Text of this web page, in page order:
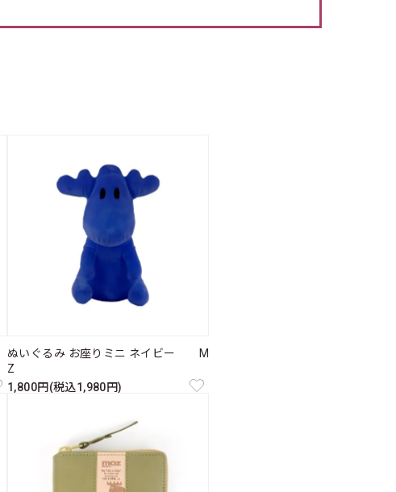
ぬいぐるみ お座りミニ ネイビー M
Z
1,800円(税込1,980円)